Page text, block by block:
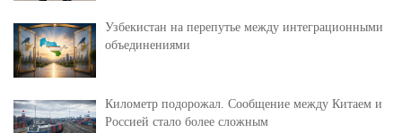
Узбекистан на перепутье между интеграционными
объединениями
Километр подорожал. Сообщение между Китаем и
Россией стало более сложным